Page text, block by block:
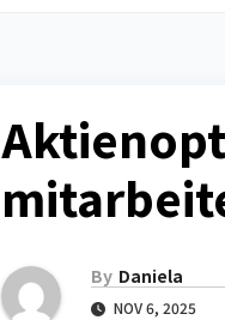
By Daniela
NOV 6, 2025